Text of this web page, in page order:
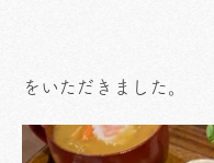
をいただきました。